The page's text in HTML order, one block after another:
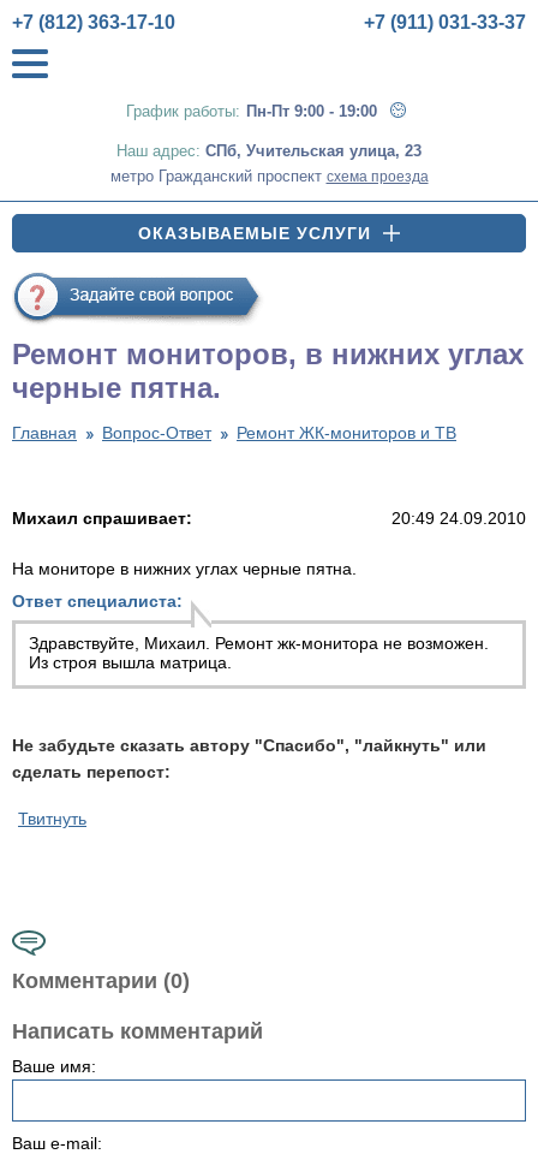
График работы: Пн-Пт 9:00 - 19:00
+7 (812) 363-17-10 +7 (911) 031-33-37
Наш адрес: СПб, Учительская улица, 23
метро Гражданский проспект схема проезда
ОКАЗЫВАЕМЫЕ УСЛУГИ
Ремонт мониторов, в нижних углах
черные пятна.
Главная Вопрос-Ответ Ремонт ЖК-мониторов и ТВ
Михаил спрашивает: 20:49 24.09.2010
На мониторе в нижних углах черные пятна.
Ответ специалиста:
Здравствуйте, Михаил. Ремонт жк-монитора не возможен.
Из строя вышла матрица.
Не забудьте сказать автору "Спасибо", "лайкнуть" или
сделать перепост:
Твитнуть
Комментарии (0)
Написать комментарий
Ваше имя:
Ваш e-mail: